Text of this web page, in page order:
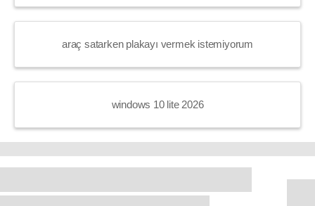
araç satarken plakayı vermek istemiyorum
windows 10 lite 2026